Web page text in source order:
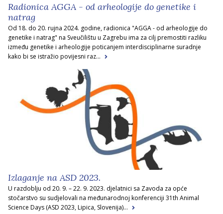
Radionica AGGA - od arheologije do genetike i
natrag
Od 18. do 20. rujna 2024. godine, radionica "AGGA - od arheologije do
genetike i natrag" na Sveučilištu u Zagrebu ima za cilj premostiti razliku
između genetike i arheologije poticanjem interdisciplinarne suradnje
kako bi se istražio povijesni raz...
Izlaganje na ASD 2023.
U razdoblju od 20. 9. – 22. 9. 2023. djelatnici sa Zavoda za opće
stočarstvo su sudjelovali na međunarodnoj konferenciji 31th Animal
Science Days (ASD 2023, Lipica, Slovenija)...